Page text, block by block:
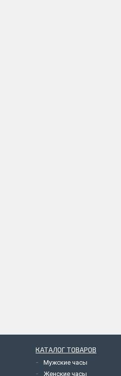
КАТАЛОГ ТОВАРОВ
Мужские часы
Женские часы